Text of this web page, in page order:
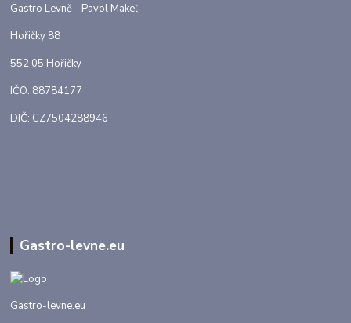
Gastro Levně - Pavol Makeľ
Hořičky 88
552 05 Hořičky
IČO: 88784177
DIČ: CZ7504288946
Gastro-levne.eu
Gastro-levne.eu